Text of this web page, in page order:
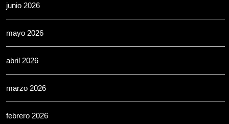
junio 2026
mayo 2026
abril 2026
marzo 2026
febrero 2026